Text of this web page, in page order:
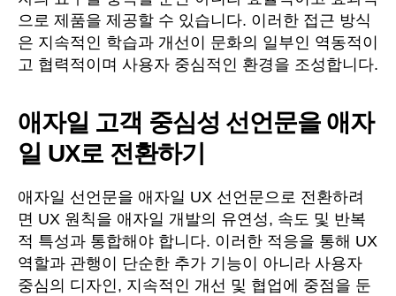
으로 제품을 제공할 수 있습니다. 이러한 접근 방식
은 지속적인 학습과 개선이 문화의 일부인 역동적이
고 협력적이며 사용자 중심적인 환경을 조성합니다.
애자일 고객 중심성 선언문을 애자
일 UX로 전환하기
애자일 선언문을 애자일 UX 선언문으로 전환하려
면 UX 원칙을 애자일 개발의 유연성, 속도 및 반복
적 특성과 통합해야 합니다. 이러한 적응을 통해 UX
역할과 관행이 단순한 추가 기능이 아니라 사용자
중심의 디자인, 지속적인 개선 및 협업에 중점을 둔